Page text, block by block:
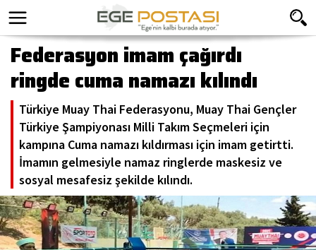
Federasyon imam çağırdı
ringde cuma namazı kılındı
Türkiye Muay Thai Federasyonu, Muay Thai Gençler
Türkiye Şampiyonası Milli Takım Seçmeleri için
kampına Cuma namazı kıldırması için imam getirtti.
İmamın gelmesiyle namaz ringlerde maskesiz ve
sosyal mesafesiz şekilde kılındı.